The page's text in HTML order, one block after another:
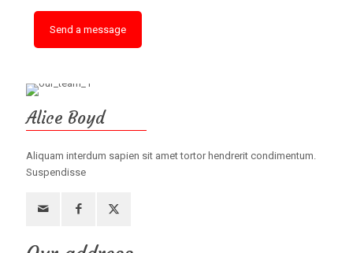
Alice Boyd
Aliquam interdum sapien sit amet tortor hendrerit condimentum.
Suspendisse